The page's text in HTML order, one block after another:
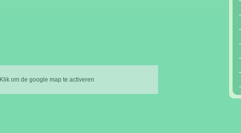
Klik om de google map te activeren